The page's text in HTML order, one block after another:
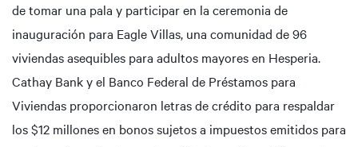
de tomar una pala y participar en la ceremonia de
inauguración para Eagle Villas, una comunidad de 96
viviendas asequibles para adultos mayores en Hesperia.
Cathay Bank y el Banco Federal de Préstamos para
Viviendas proporcionaron letras de crédito para respaldar
los $12 millones en bonos sujetos a impuestos emitidos para